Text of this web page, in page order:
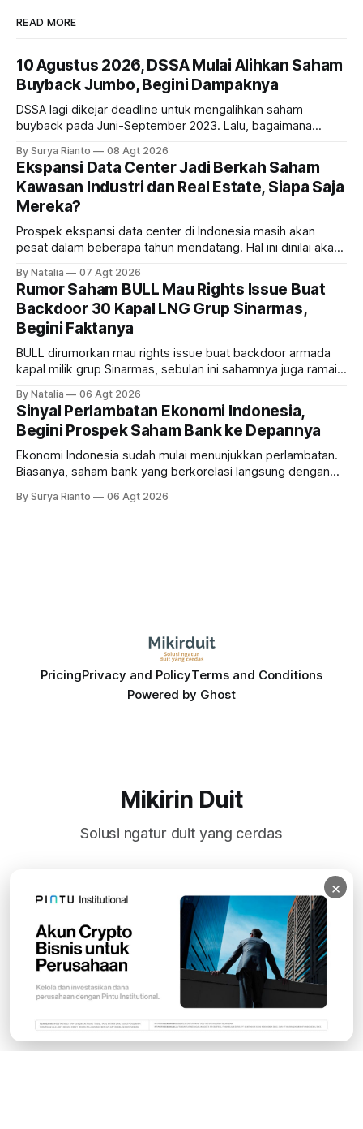
READ MORE
10 Agustus 2026, DSSA Mulai Alihkan Saham
Buyback Jumbo, Begini Dampaknya
DSSA lagi dikejar deadline untuk mengalihkan saham
buyback pada Juni-September 2023. Lalu, bagaimana
By Surya Rianto 08 Agt 2026
Ekspansi Data Center Jadi Berkah Saham
Kawasan Industri dan Real Estate, Siapa Saja
Mereka?
Prospek ekspansi data center di Indonesia masih akan
pesat dalam beberapa tahun mendatang. Hal ini dinilai akan
estate, ada siapa saja mereka?
By Natalia 07 Agt 2026
Rumor Saham BULL Mau Rights Issue Buat
Backdoor 30 Kapal LNG Grup Sinarmas,
Begini Faktanya
BULL dirumorkan mau rights issue buat backdoor armada
kapal milik grup Sinarmas, sebulan ini sahamnya juga ramai
masih menarik dilirik?
By Natalia 06 Agt 2026
Sinyal Perlambatan Ekonomi Indonesia,
Begini Prospek Saham Bank ke Depannya
Ekonomi Indonesia sudah mulai menunjukkan perlambatan.
Biasanya, saham bank yang berkorelasi langsung dengan
bank ke depannya?
By Surya Rianto 06 Agt 2026
PricingPrivacy and PolicyTerms and Conditions
Powered by Ghost
Mikirin Duit
Solusi ngatur duit yang cerdas
Subscribe
×